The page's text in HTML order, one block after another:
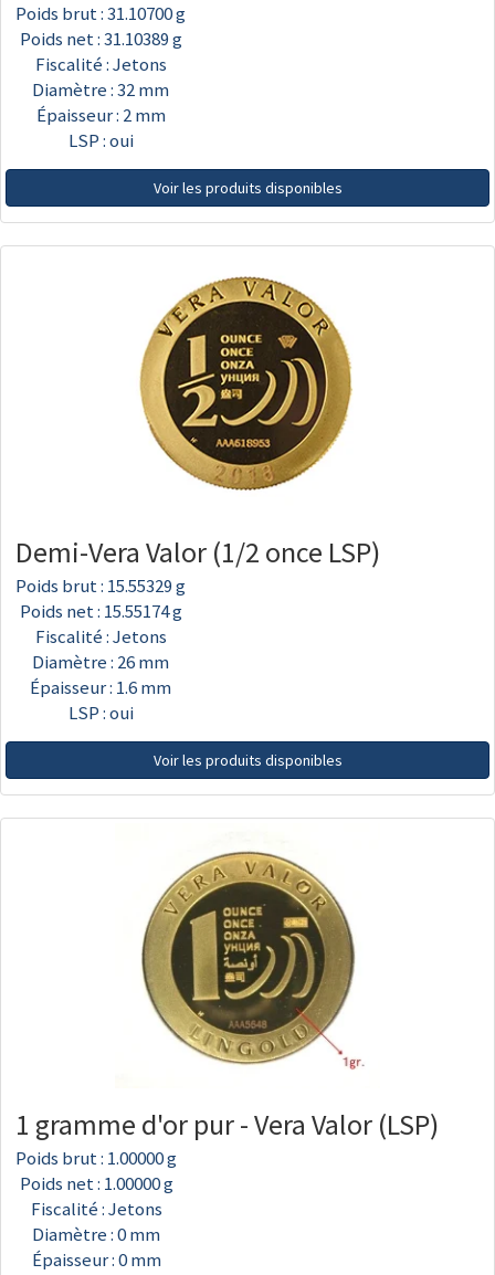
Poids brut : 31.10700 g
Poids net : 31.10389 g
Fiscalité : Jetons
Diamètre : 32 mm
Épaisseur : 2 mm
LSP : oui
Voir les produits disponibles
Demi-Vera Valor (1/2 once LSP)
Poids brut : 15.55329 g
Poids net : 15.55174 g
Fiscalité : Jetons
Diamètre : 26 mm
Épaisseur : 1.6 mm
LSP : oui
Voir les produits disponibles
1 gramme d'or pur - Vera Valor (LSP)
Poids brut : 1.00000 g
Poids net : 1.00000 g
Fiscalité : Jetons
Diamètre : 0 mm
Épaisseur : 0 mm